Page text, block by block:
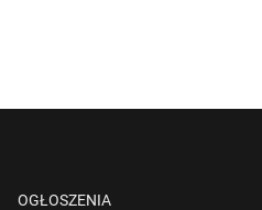
OGŁOSZENIA